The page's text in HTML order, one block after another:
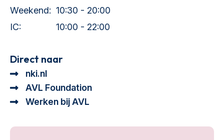
Weekend: 10:30 - 20:00
IC:
10:00 - 22:00
Direct naar
nki.nl
AVL Foundation
Werken bij AVL